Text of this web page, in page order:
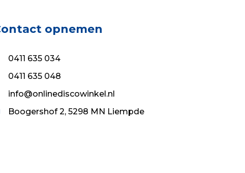
opnemen
0411 635 034
0411 635 048
info@onlinediscowinkel.nl
Boogershof 2, 5298 MN Liempde